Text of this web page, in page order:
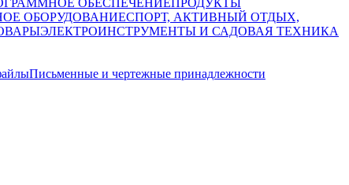
ОБЕСПЕЧЕНИЕПРОДУКТЫ
ОБОРУДОВАНИЕСПОРТ, АКТИВНЫЙ ОТДЫХ,
ЭЛЕКТРОИНСТРУМЕНТЫ И САДОВАЯ ТЕХНИКА
Письменные и чертежные принадлежности